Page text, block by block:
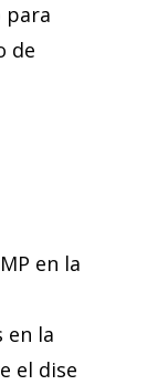
para
de
en la
en la
el dise